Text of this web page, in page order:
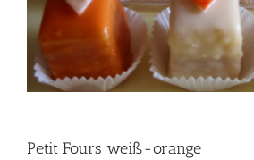
Petit Fours weiß-orange